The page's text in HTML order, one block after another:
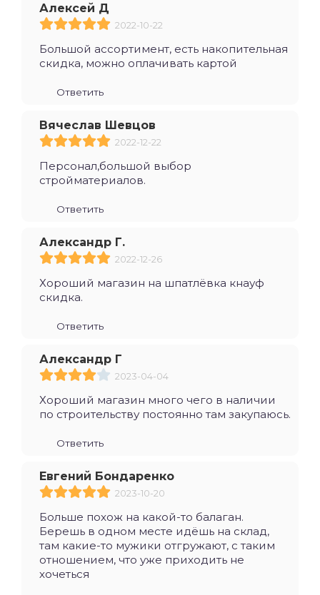
Алексей Д
2022-10-22
Большой ассортимент, есть накопительная
скидка, можно оплачивать картой
Ответить
Вячеслав Шевцов
2022-12-22
Персонал,большой выбор
стройматериалов.
Ответить
Александр Г.
2022-12-26
Хороший магазин на шпатлёвка кнауф
скидка.
Ответить
Александр Г
2023-04-04
Хороший магазин много чего в наличии
по строительству постоянно там закупаюсь.
Ответить
Евгений Бондаренко
2023-10-20
Больше похож на какой-то балаган.
Берешь в одном месте идёшь на склад,
там какие-то мужики отгружают, с таким
отношением, что уже приходить не
хочеться